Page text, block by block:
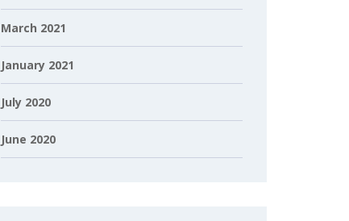
March 2021
January 2021
July 2020
June 2020